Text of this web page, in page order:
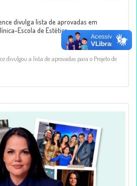
divulga lista de aprovadas em
Escola de Estética
divulgou a lista de aprovadas para o Projeto de